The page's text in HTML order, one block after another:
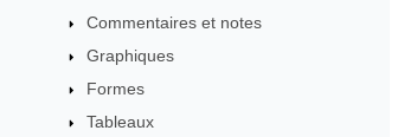
Commentaires et notes
Graphiques
Formes
Tableaux